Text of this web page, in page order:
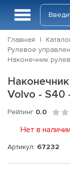
Главная
Рулевое
Наконечник
Volvo - S40
Рейтинг 0.0
Нет в наличии
Артикул: 67232